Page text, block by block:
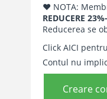
♥ NOTA:
REDUCERE
Reducerea se
Click AICI
Contul nu
Creare